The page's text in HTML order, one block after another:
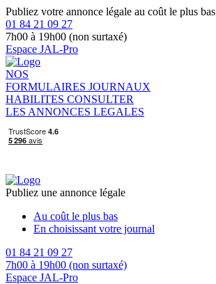
Publiez votre annonce légale au coût le plus bas
01 84 21 09 27
7h00 à 19h00 (non surtaxé)
Espace JAL-Pro
NOS
FORMULAIRES JOURNAUX
HABILITES CONSULTER
LES ANNONCES LEGALES
Publiez une annonce légale
Au coût le plus bas
En choisissant votre journal
01 84 21 09 27
7h00 à 19h00 (non surtaxé)
Espace JAL-Pro